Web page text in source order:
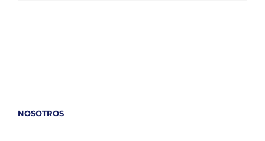
NOSOTROS